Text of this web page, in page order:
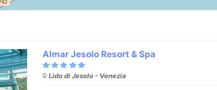
Almar Jesolo Resort & Spa
Lido di Jesolo - Venezia